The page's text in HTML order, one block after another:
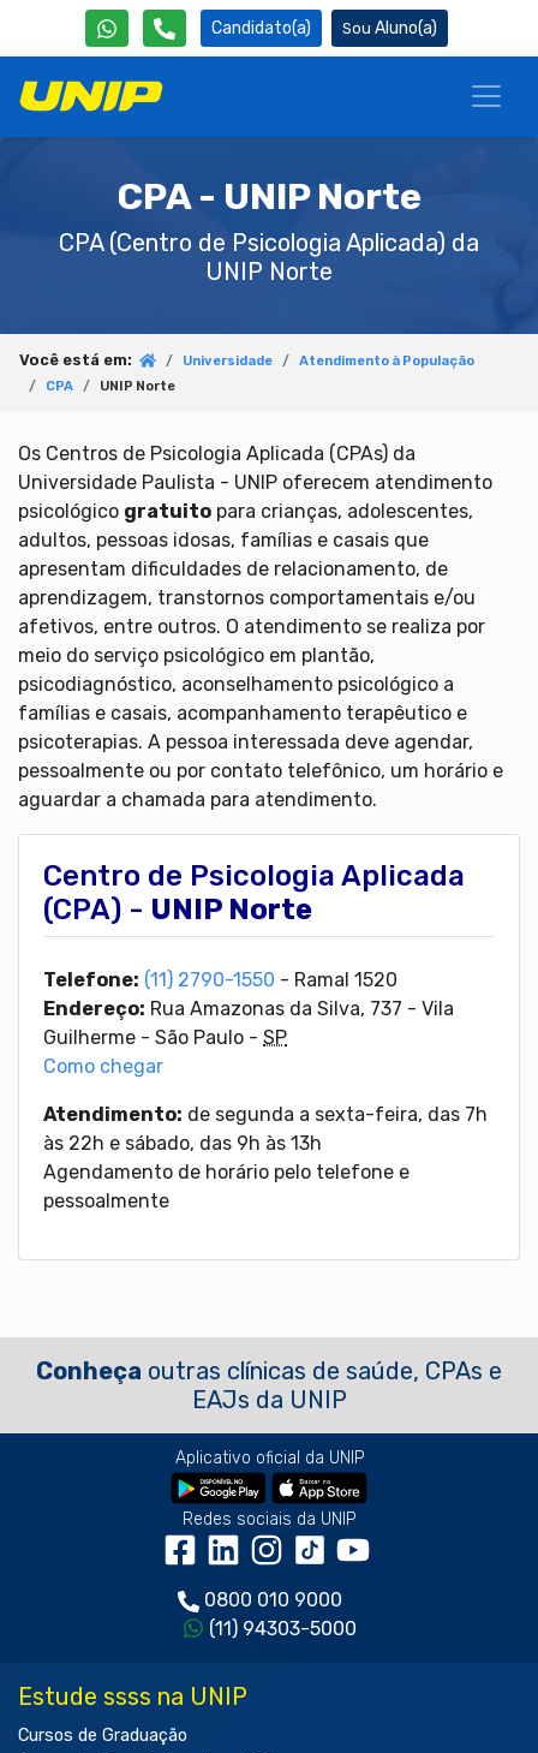
Candidato(a) Aluno(a)
CPA - UNIP Norte
CPA (Centro de Psicologia Aplicada) da
UNIP Norte
Você está em: Universidade
Atendimento à População
CPA
UNIP Norte
Os Centros de Psicologia Aplicada (CPAs) da
Universidade Paulista - UNIP oferecem atendimento
psicológico gratuito para crianças, adolescentes,
adultos, pessoas idosas, famílias e casais que
apresentam dificuldades de relacionamento, de
aprendizagem, transtornos comportamentais e/ou
afetivos, entre outros. O atendimento se realiza por
meio do serviço psicológico em plantão,
psicodiagnóstico, aconselhamento psicológico a
famílias e casais, acompanhamento terapêutico e
psicoterapias. A pessoa interessada deve agendar,
pessoalmente ou por contato telefônico, um horário e
aguardar a chamada para atendimento.
Centro de Psicologia Aplicada
(CPA) - UNIP Norte
Telefone: (11) 2790-1550 - Ramal 1520
Endereço: Rua Amazonas da Silva, 737 - Vila
Guilherme - São Paulo - SP
Como chegar
Atendimento: de segunda a sexta-feira, das 7h
às 22h e sábado, das 9h às 13h
Agendamento de horário pelo telefone e
pessoalmente
Conheça outras clínicas de saúde, CPAs e
EAJs da UNIP
Aplicativo oficial da UNIP
Redes sociais da UNIP
0800 010 9000
(11) 94303-5000
Estude ssss na UNIP
Cursos de Graduação